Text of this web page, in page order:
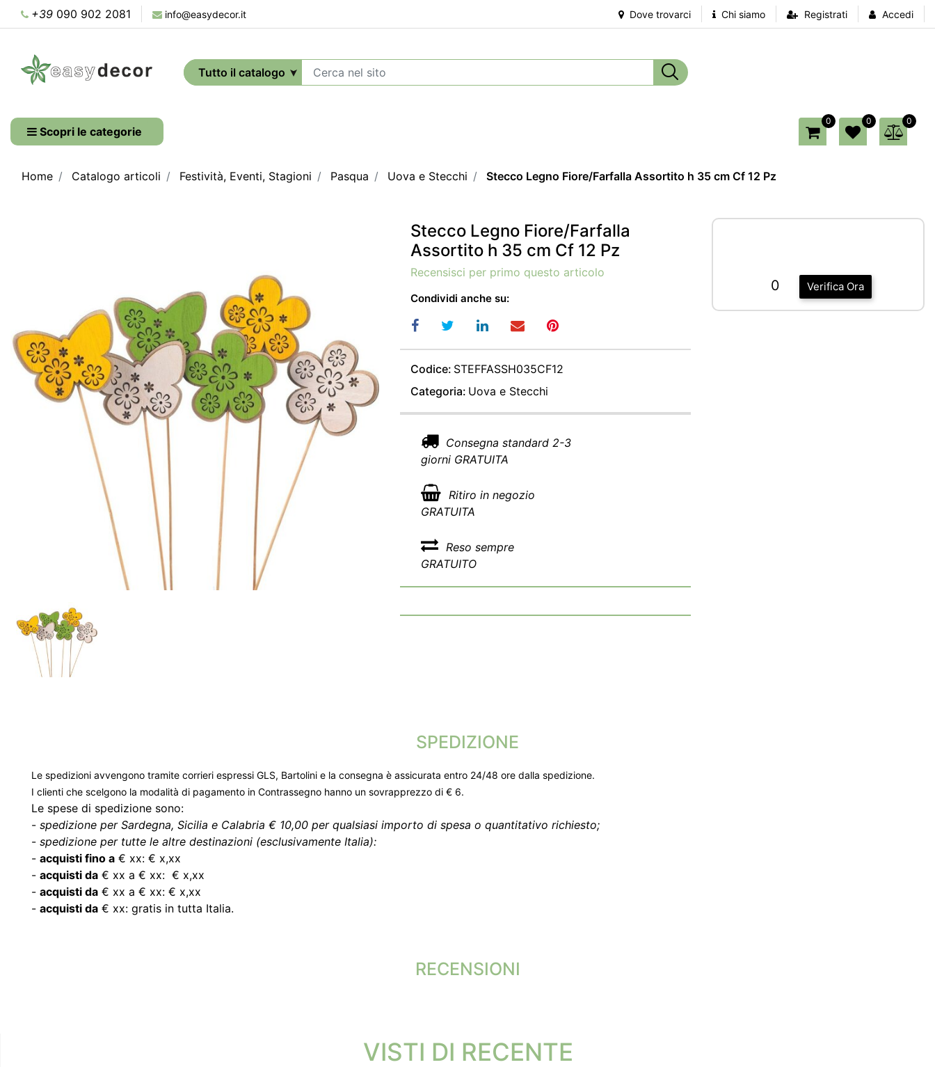
+39 090 902 2081 info@easydecor.it Dove trovarci Chi siamo Registrati Accedi
Scopri le categorie
0 0 0
Home Catalogo articoli Festività, Eventi, Stagioni Pasqua Uova e Stecchi Stecco Legno Fiore/Farfalla Assortito h 35 cm Cf 12 Pz
Stecco Legno Fiore/Farfalla
Assortito h 35 cm Cf 12 Pz
Recensisci per primo questo articolo
Condividi anche su:
Codice: STEFFASSH035CF12
Categoria: Uova e Stecchi
Consegna standard 2-3
giorni GRATUITA
Ritiro in negozio
GRATUITA
Reso sempre
GRATUITO
Verifica Ora
0
SPEDIZIONE
Le spedizioni avvengono tramite corrieri espressi GLS, Bartolini e la consegna è assicurata entro 24/48 ore dalla spedizione.
I clienti che scelgono la modalità di pagamento in Contrassegno hanno un sovrapprezzo di € 6.
Le spese di spedizione sono:
- spedizione per Sardegna, Sicilia e Calabria € 10,00 per qualsiasi importo di spesa o quantitativo richiesto;
- spedizione per tutte le altre destinazioni (esclusivamente Italia):
- acquisti fino a € xx: € x,xx
- acquisti da € xx a € xx: € x,xx
- acquisti da € xx a € xx: € x,xx
- acquisti da € xx: gratis in tutta Italia.
RECENSIONI
VISTI DI RECENTE